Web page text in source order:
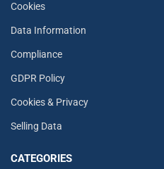
Cookies
Data Information
Compliance
GDPR Policy
Cookies & Privacy
Selling Data
CATEGORIES